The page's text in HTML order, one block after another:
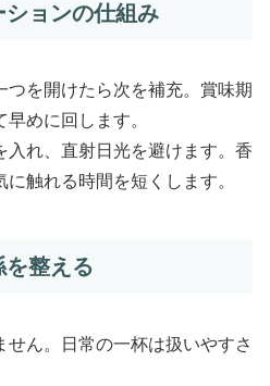
ョンの仕組み
を開けたら次を補充。賞味期
めに回します。
入れ、直射日光を避けます。香
触れる時間を短くします。
整える
ん。日常の一杯は扱いやすさ